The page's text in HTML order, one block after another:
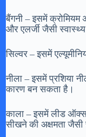
बैंगनी – इसमें
और एलर्जी जैसी
सिल्वर – इसमें
नीला – इसमें प्रशिया
कारण बन सकता है।
काला – इसमें लीड
सीखने की अक्षमता जैसी